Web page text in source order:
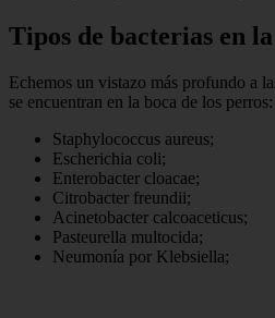
Tipos de bacterias en
Echemos un vistazo más profundo a
se encuentran en la boca de los perros:
Staphylococcus aureus;
Escherichia coli;
Enterobacter cloacae;
Citrobacter freundii;
Acinetobacter calcoaceticus;
Pasteurella multocida;
Neumonía por Klebsiella;